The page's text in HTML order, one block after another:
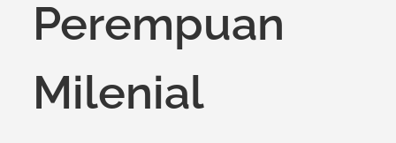
Perempuan
Milenial